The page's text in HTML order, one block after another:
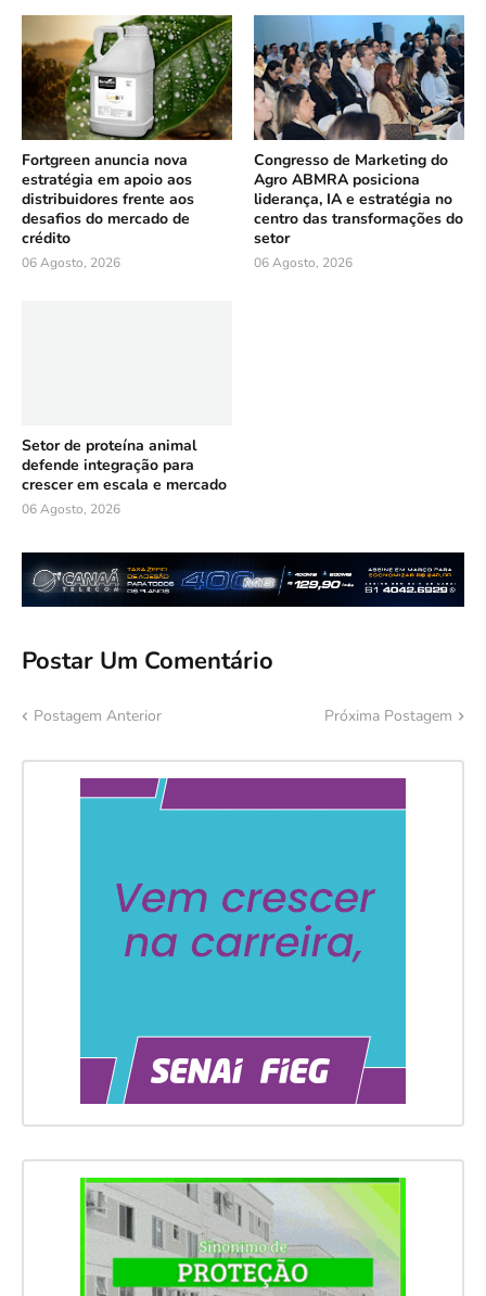
Fortgreen anuncia nova
estratégia em apoio aos
distribuidores frente aos
desafios do mercado de
crédito
06 Agosto, 2026
Congresso de Marketing do
Agro ABMRA posiciona
liderança, IA e estratégia no
centro das transformações do
setor
06 Agosto, 2026
Setor de proteína animal
defende integração para
crescer em escala e mercado
06 Agosto, 2026
Postar Um Comentário
Postagem Anterior Próxima Postagem